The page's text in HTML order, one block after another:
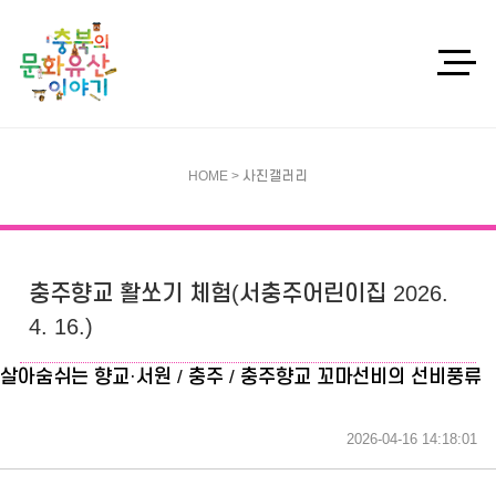
HOME > 사진갤러리
충주향교 활쏘기 체험(서충주어린이집 2026.
4. 16.)
살아숨쉬는 향교·서원 / 충주 / 충주향교 꼬마선비의 선비풍류
2026-04-16 14:18:01